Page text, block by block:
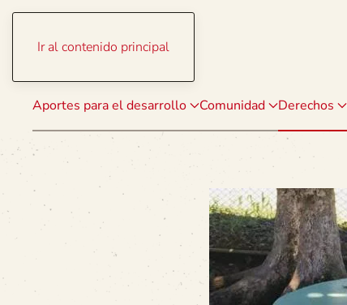
Ir al contenido principal
Aportes para el desarrollo Comunidad Derechos